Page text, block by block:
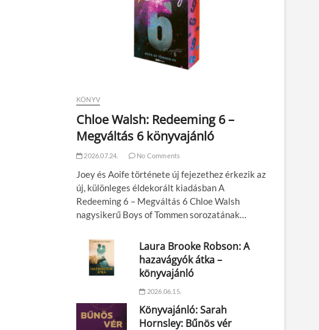
KÖNYV
Chloe Walsh: Redeeming 6 –
Megváltás 6 könyvajánló
2026.07.24. No Comments
Joey és Aoife története új fejezethez érkezik az
új, különleges éldekorált kiadásban A
Redeeming 6 – Megváltás 6 Chloe Walsh
nagysikerű Boys of Tommen sorozatának…
Laura Brooke Robson: A
hazavágyók átka –
könyvajánló
2026.06.15.
Könyvajánló: Sarah
Hornsley: Bűnös vér